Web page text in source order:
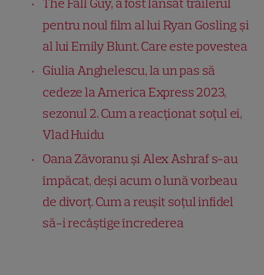
pentru noul film al lui Ryan Gosling și
al lui Emily Blunt. Care este povestea
Giulia Anghelescu, la un pas să
cedeze la America Express 2023,
sezonul 2. Cum a reacționat soțul ei,
Vlad Huidu
Oana Zăvoranu și Alex Ashraf s-au
împăcat, deși acum o lună vorbeau
de divorț. Cum a reușit soțul infidel
să-i recâștige încrederea